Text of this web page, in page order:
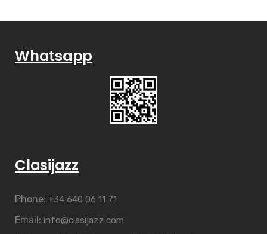
Whatsapp
Clasijazz
Phone: +34 640 06 11 71
Email: info@clasijazz.com